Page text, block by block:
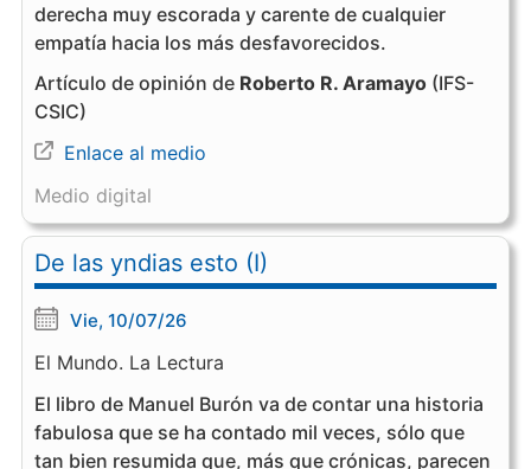
derecha muy escorada y carente de cualquier
empatía hacia los más desfavorecidos.
Artículo de opinión de Roberto R. Aramayo(IFS-
CSIC)
Enlace al medio
Medio digital
De las yndias esto (I)
Vie, 10/07/26
El Mundo. La Lectura
El libro de Manuel Burón va de contar una historia
fabulosa que se ha contado mil veces, sólo que
tan bien resumida que, más que crónicas, parecen